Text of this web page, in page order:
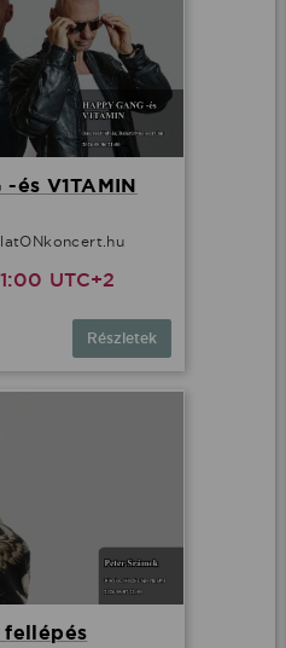
-és V1TAMIN
UTC+2
Részletek
fellépés